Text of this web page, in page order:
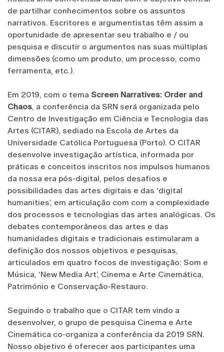
de partilhar conhecimentos sobre os assuntos
narrativos. Escritores e argumentistas têm assim a
oportunidade de apresentar seu trabalho e / ou
pesquisa e discutir o argumentos nas suas múltiplas
dimensões (como um produto, um processo, como
ferramenta, etc.).
Em 2019, com o tema Screen Narratives: Order and
Chaos, a conferência da SRN será organizada pelo
Centro de Investigação em Ciência e Tecnologia das
Artes (CITAR), sediado na Escola de Artes da
Universidade Católica Portuguesa (Porto). O CITAR
desenvolve investigação artística, informada por
práticas e conceitos inscritos nos impulsos humanos
da nossa era pós-digital, pelos desafios e
possibilidades das artes digitais e das ‘digital
humanities’, em articulação com com a complexidade
dos processos e tecnologias das artes analógicas. Os
debates contemporâneos das artes e das
humanidades digitais e tradicionais estimularam a
definição dos nossos objetivos e pesquisas,
articulados em quatro focos de investigação: Som e
Música, ‘New Media Art’, Cinema e Arte Cinemática,
Património e Conservação-Restauro.
Seguindo o trabalho que o CITAR tem vindo a
desenvolver, o grupo de pesquisa Cinema e Arte
Cinemática co-organiza a conferência da 2019 SRN.
Nosso objetivo é oferecer aos participantes uma